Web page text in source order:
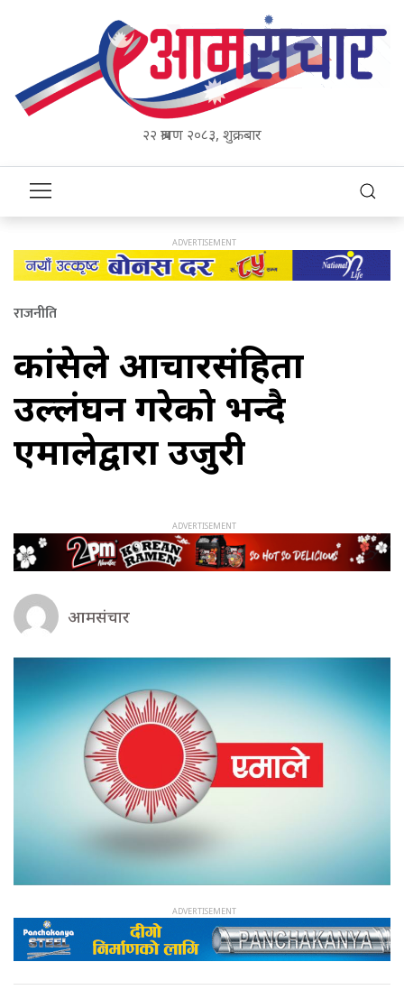
२२ श्रावण २०८३, शुक्रबार
राजनीति
कांग्रेसले आचारसंहिता
उल्लंघन गरेको भन्दै
एमालेद्वारा उजुरी
आमसंचार